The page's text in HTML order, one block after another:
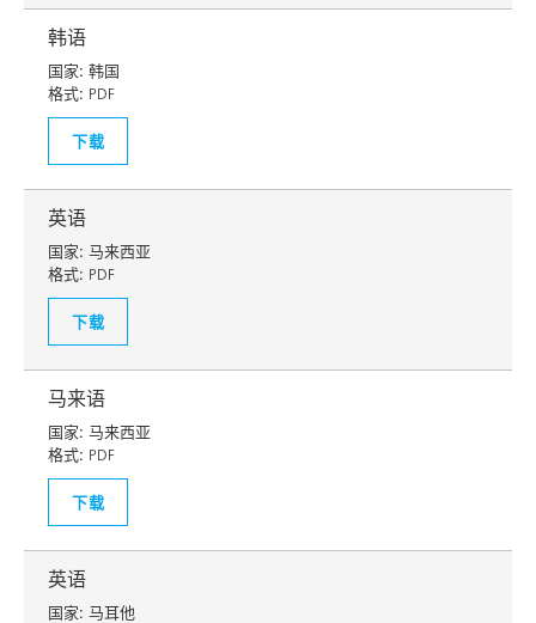
韩语
国家: 韩国
格式: PDF
下载
英语
国家: 马来西亚
格式: PDF
下载
马来语
国家: 马来西亚
格式: PDF
下载
英语
国家: 马耳他